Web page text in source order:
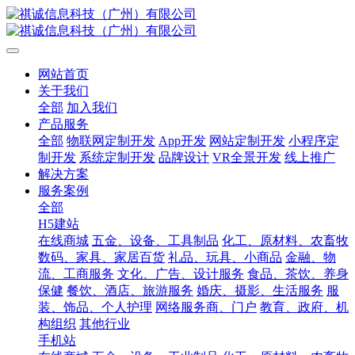
网站首页
关于我们
全部 加入我们
产品服务
全部 物联网定制开发 App开发 网站定制开发 小程序定
制开发 系统定制开发 品牌设计 VR全景开发 线上推广
解决方案
服务案例
全部
H5建站
在线商城 五金、设备、工具制品 化工、原材料、农畜牧
数码、家具、家居百货 礼品、玩具、小商品 金融、物
流、工商服务 文化、广告、设计服务 食品、茶饮、养身
保健 餐饮、酒店、旅游服务 婚庆、摄影、生活服务 服
装、饰品、个人护理 网络服务商、门户 教育、政府、机
构组织 其他行业
手机站